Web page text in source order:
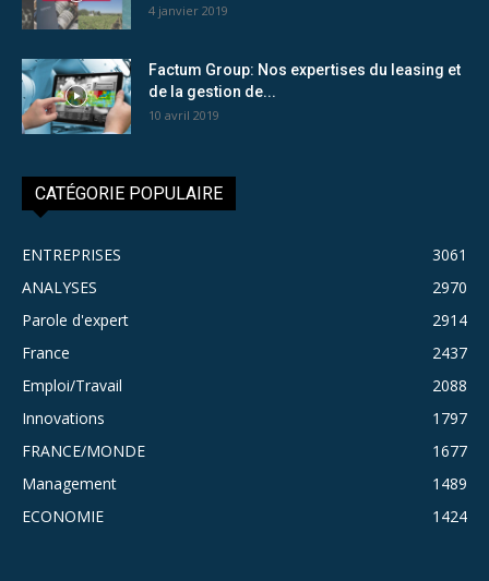
4 janvier 2019
Factum Group: Nos expertises du leasing et
de la gestion de...
10 avril 2019
CATÉGORIE POPULAIRE
ENTREPRISES
3061
ANALYSES
2970
Parole d'expert
2914
France
2437
Emploi/Travail
2088
Innovations
1797
FRANCE/MONDE
1677
Management
1489
ECONOMIE
1424